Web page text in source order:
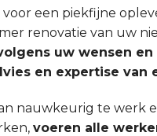
voor een piekfijne
renovatie van uw
uw wensen
en expertise van
nauwkeurig te werk
voeren alle